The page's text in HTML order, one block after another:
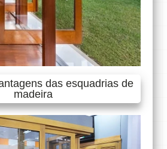
das esquadrias de
madeira